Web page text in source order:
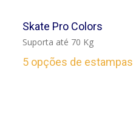
Skate Pro Colors
Suporta até 70 Kg
5 opções de estampas